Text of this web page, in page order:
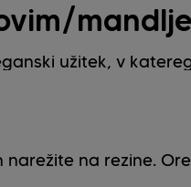
užitek, v
narežite na rezine.